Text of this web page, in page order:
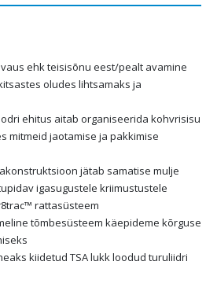
ehk teisisõnu eest/pealt avamine
oludes lihtsamaks ja
ehitus aitab organiseerida kohvrisisu
mitmeid jaotamise ja pakkimise
jätab samatise mulje
igasugustele kriimustustele
rattasüsteem
tõmbesüsteem käepideme kõrguse
kiidetud TSA lukk loodud turuliidri